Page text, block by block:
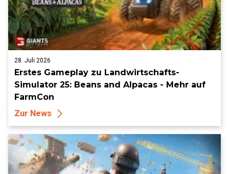
28. Juli 2026
Erstes Gameplay zu Landwirtschafts-
Simulator 25: Beans and Alpacas - Mehr auf
FarmCon
Zur News